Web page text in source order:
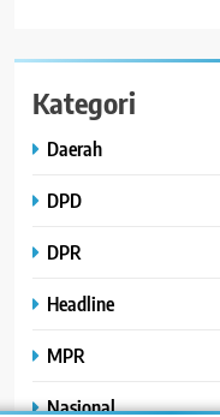
Kategori
Daerah
DPD
DPR
Headline
MPR
Nasional